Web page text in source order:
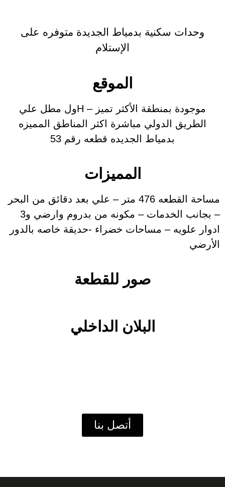
وحدات سكنية بدمياط الجديدة متوفره على
الإستلام
الموقع
موجودة بمنطقة الأكثر تميز – Hول مطل علي
الطريق الدولي مباشرة اكثر المناطق المميزه
بدمياط الجديده قطعه رقم 53
المميزات
مساحة القطعه 476 متر – علي بعد دقائق من البحر
– بجانب الخدمات – مكونه من بدروم وارضي و3
ادوار علويه – مساحات خضراء -حديقة خاصه بالدور
الأرضي
صور للقطعة
البلان الداخلي
أتصل بنا